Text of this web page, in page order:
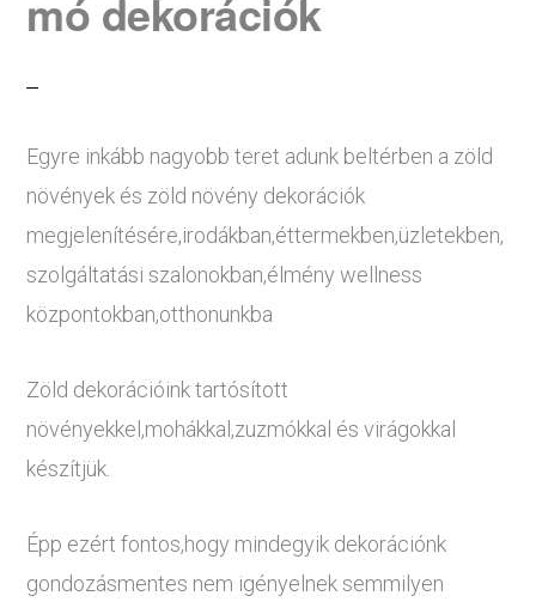
mó dekorációk
Egyre inkább nagyobb teret adunk beltérben a zöld
növények és zöld növény dekorációk
megjelenítésére,irodákban,éttermekben,üzletekben,
szolgáltatási szalonokban,élmény wellness
központokban,otthonunkba
Zöld dekorációink tartósított
növényekkel,mohákkal,zuzmókkal és virágokkal
készítjük.
Épp ezért fontos,hogy mindegyik dekorációnk
gondozásmentes nem igényelnek semmilyen